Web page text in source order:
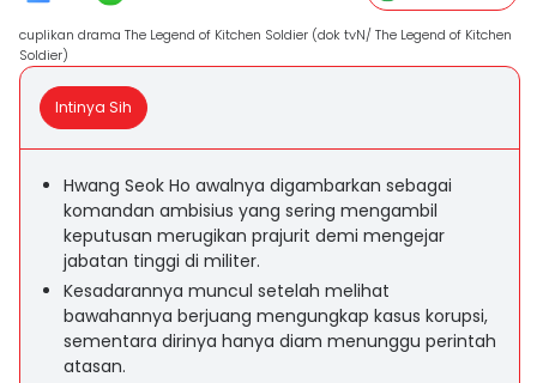
cuplikan drama The Legend of Kitchen Soldier (dok tvN/ The Legend of Kitchen
Soldier)
Intinya Sih
Hwang Seok Ho awalnya digambarkan sebagai
komandan ambisius yang sering mengambil
keputusan merugikan prajurit demi mengejar
jabatan tinggi di militer.
Kesadarannya muncul setelah melihat
bawahannya berjuang mengungkap kasus korupsi,
sementara dirinya hanya diam menunggu perintah
atasan.